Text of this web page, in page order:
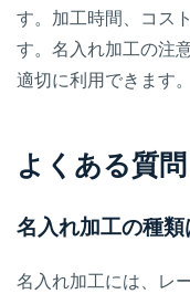
す。加工時間、コス
す。名入れ加工の注
適切に利用できます。
よくある質問
名入れ加工の種類
名入れ加工には、レ